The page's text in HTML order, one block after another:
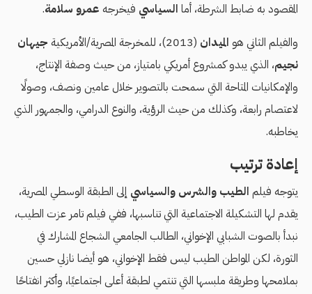
المقصود به ضابط الشرطة، أما السياسي فيخرجه عمرو سلامة.
والفيلم الثاني هو الميدان (2013)، للمخرجة المصرية/الأمريكية
جيهان
نجيم، الذي يبدو كمشروع أمريكي بامتياز، من حيث وصفة الإنتاج،
والإمكانيات المتاحة التي سمحت بالتصوير خلال عامين ونصف، وصولًا
لاعتصام رابعة، وكذلك من حيث الرؤية، والنوع الدرامي، والجمهور الذي
يخاطبه.
إعادة ترتيب
يتوجه فيلم الطيب والشرس والسياسي إلى الطبقة الوسطي المصرية،
يقدم لها التشكيلة الاجتماعية التي تناسبها، ففي فيلم تامر عزت الطيب،
نبدأ بالصوت الشبابي الإخواني، الطالب الجامعي الشجاع المشارك في
الثورة، لكن المواطن الطيب ليس فقط الإخواني، هو أيضا نازلي حسين
بملامحها وطريقة ملبسها التي تنتمي لطبقة أعلى اجتماعيًا، وأكثر انفتاحًا